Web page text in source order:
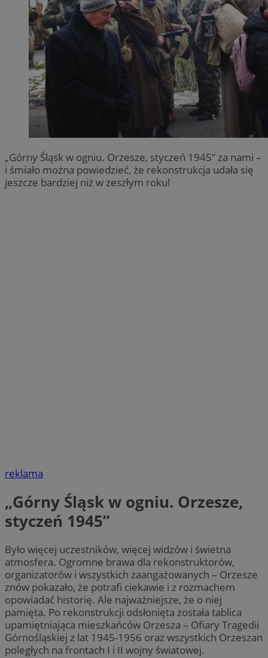
„Górny Śląsk w ogniu. Orzesze, styczeń 1945” za nami –
i śmiało można powiedzieć, że rekonstrukcja udała się
jeszcze bardziej niż w zeszłym roku!
reklama
„Górny Śląsk w ogniu. Orzesze,
styczeń 1945”
Było więcej uczestników, więcej widzów i świetna
atmosfera. Ogromne brawa dla rekonstruktorów,
organizatorów i wszystkich zaangażowanych – Orzesze
znów pokazało, że potrafi ciekawie i z rozmachem
opowiadać historię. Ale najważniejsze, że o niej
pamięta. Po rekonstrukcji odsłonięta została tablica
upamiętniająca mieszkańców Orzesza – Ofiary Tragedii
Górnośląskiej z lat 1945-1956 oraz wszystkich Orzeszan
poległych na frontach I i II wojny światowej.